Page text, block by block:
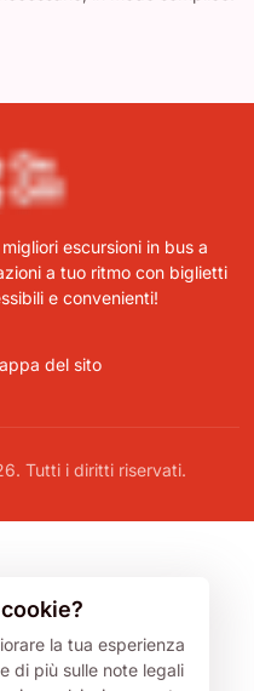
escursioni in bus a
a tuo ritmo con biglietti
e convenienti!
del sito
Tutti i diritti riservati.
la tua esperienza
di più sulle note legali